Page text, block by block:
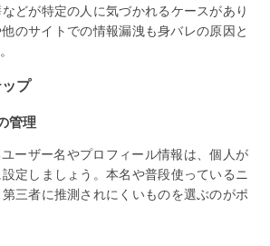
どが特定の人に気づかれるケースがあり
のサイトでの情報漏洩も身バレの原因と
プ
管理
ーザー名やプロフィール情報は、個人が
定しましょう。本名や普段使っているニ
三者に推測されにくいものを選ぶのがポ